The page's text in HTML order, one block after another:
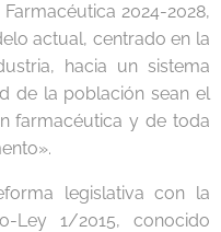
2024-2028,
actual, centrado en la
hacia un sistema
de la población sean el
farmacéutica y de toda
legislativa con la
Ley 1/2015, conocido